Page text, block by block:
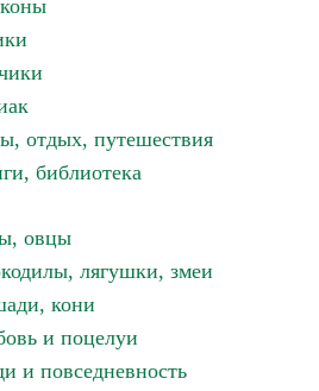
отдых, путешествия
библиотека
овцы
лягушки, змеи
кони
и поцелуи
и повседневность